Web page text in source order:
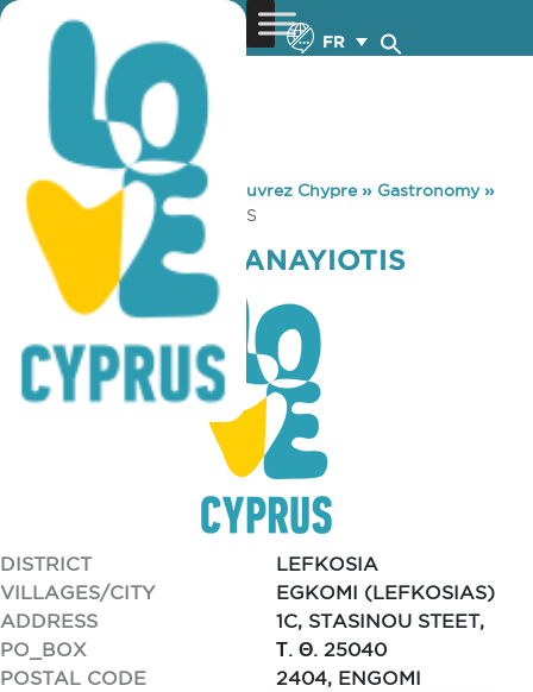
FR
You are here: Home »Découvrez Chypre» Gastronomy»
LA PATISSERIE PANAYIOTIS
LA PATISSERIE PANAYIOTIS
DISTRICT
LEFKOSIA
VILLAGES/CITY
EGKOMI (LEFKOSIAS)
ADDRESS
1C, STASINOU STEET,
PO_BOX
Τ. Θ. 25040
POSTAL CODE
2404, ENGOMI